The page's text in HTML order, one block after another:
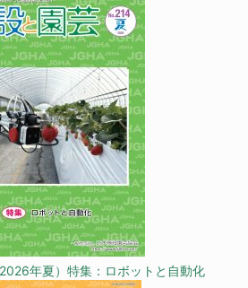
年夏）特集：ロボットと自動化